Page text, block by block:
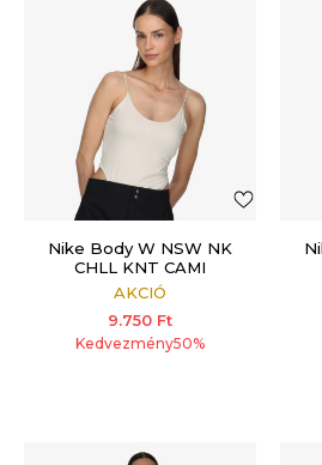
Nike Body W NSW NK
CHLL KNT CAMI
BDYSUIT
AKCIÓ
9.750 Ft
Kedvezmény50%